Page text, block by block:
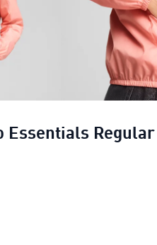
Essentials Regular